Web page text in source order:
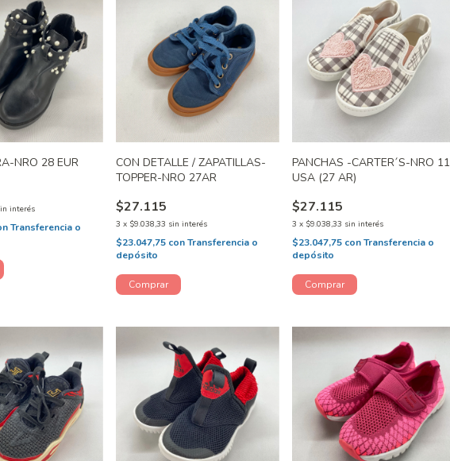
NRO 28 EUR
interés
Transferencia o
CON DETALLE / ZAPATILLAS-
TOPPER-NRO 27AR
$27.115
3 x $9.038,33 sin interés
$23.047,75 con Transferencia o
depósito
PANCHAS -CARTER´S-NRO 11
USA (27 AR)
$27.115
3 x $9.038,33 sin interés
$23.047,75 conTransferencia o
depósito